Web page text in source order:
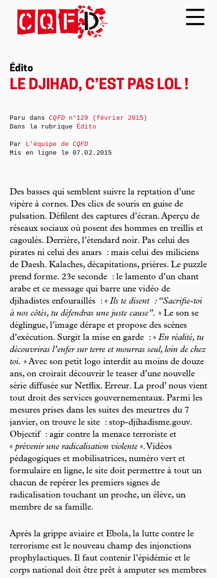
Édito
LE DJIHAD, C’EST PAS LOL !
Des basses qui semblent suivre la reptation d’une
vipère à cornes. Des clics de souris en guise de
pulsation. Défilent des captures d’écran. Aperçu de
réseaux sociaux où posent des hommes en treillis et
cagoulés. Derrière, l’étendard noir. Pas celui des
pirates ni celui des anars : mais celui des miliciens
de Daesh. Kalaches, décapitations, prières. Le puzzle
prend forme. 23e seconde : le lamento d’un chant
arabe et ce message qui barre une vidéo de
djihadistes enfouraillés : « Ils te disent : “Sacrifie-toi
à nos côtés, tu défendras une juste cause”. » Le son se
déglingue, l’image dérape et propose des scènes
d’exécution. Surgit la mise en garde : « En réalité, tu
découvriras l’enfer sur terre et mourras seul, loin de chez
toi. » Avec son petit logo interdit au moins de douze
ans, on croirait découvrir le teaser d’une nouvelle
série diffusée sur Netflix. Erreur. La prod’ nous vient
tout droit des services gouvernementaux. Parmi les
mesures prises dans les suites des meurtres du 7
janvier, on trouve le site : stop-djihadisme.gouv.
Objectif : agir contre la menace terroriste et
« prévenir une radicalisation violente ». Vidéos
pédagogiques et mobilisatrices, numéro vert et
formulaire en ligne, le site doit permettre à tout un
chacun de repérer les premiers signes de
radicalisation touchant un proche, un élève, un
membre de sa famille.
Après la grippe aviaire et Ebola, la lutte contre le
terrorisme est le nouveau champ des injonctions
prophylactiques. Il faut contenir l’épidémie et le
corps national doit être prêt à amputer ses membres
Paru dansCQFDn°129 (février 2015)
Dans la rubrique Édito
Par L’équipe deCQFD
Mis en ligne le07.02.2015